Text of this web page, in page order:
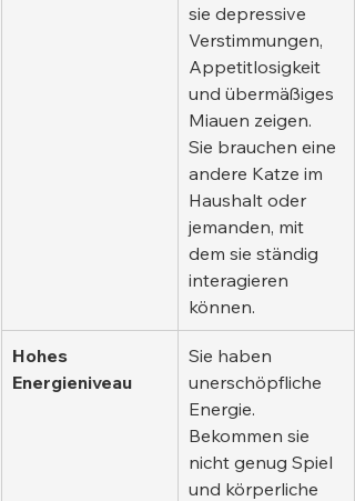
sie depressive
Verstimmungen,
Appetitlosigkeit
und übermäßiges
Miauen zeigen.
Sie brauchen eine
andere Katze im
Haushalt oder
jemanden, mit
dem sie ständig
interagieren
können.
Hohes
Energieniveau
Sie haben
unerschöpfliche
Energie.
Bekommen sie
nicht genug Spiel
und körperliche